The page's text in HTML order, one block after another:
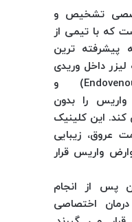
تشخیص و
که با تیمی از
ترین
لیزر داخل وریدی
(Endovenous Laser Therapy) و
واریس را بدون
این کلینیک
عروق، زیبایی
واریس قرار
پس از انجام
اختصاصی